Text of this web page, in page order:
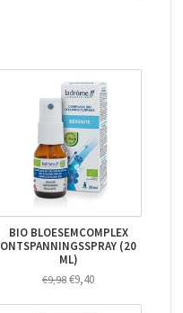
BIO BLOESEMCOMPLEX
ONTSPANNINGSSPRAY (20
ML)
€9,98 €9,40